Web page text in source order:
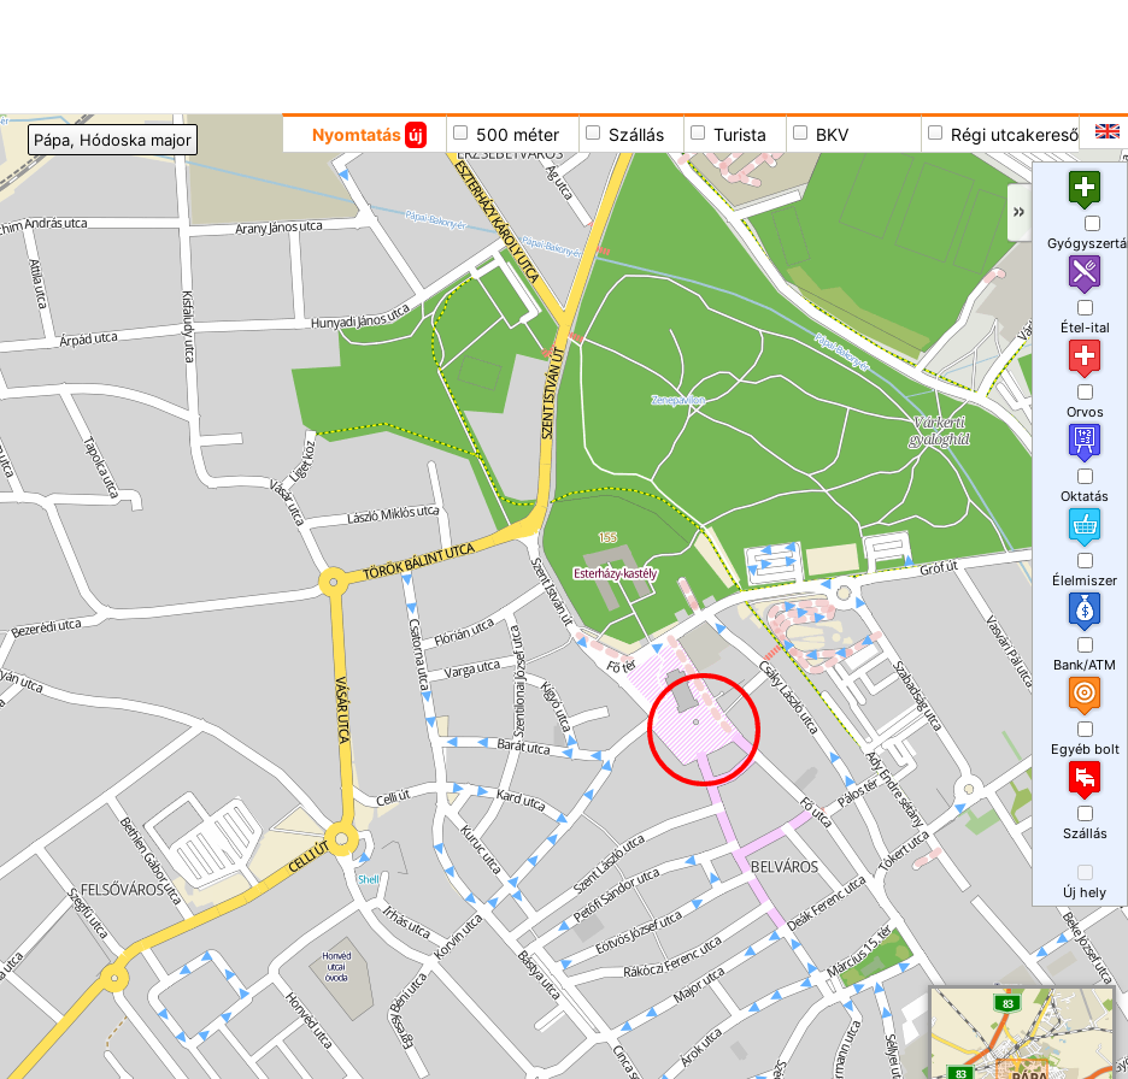
Nyomtatás új 500 méter Szállás Turista BKV Régi utcakereső
Pápa, Hódoska major
Étel-ital
Orvos
Oktatás
Élelmiszer
Bank/ATM
Egyéb bolt
Szállás
Új hely